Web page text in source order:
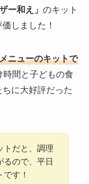
ー和え 」 のキット
しました！
ニューのキットで
間と子どもの食
に大好評だった
トだと、調理
るので、平日
す！